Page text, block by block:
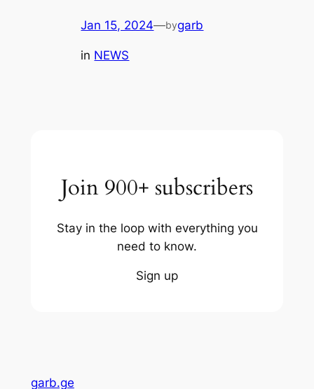
Jan 15, 2024—bygarb
in NEWS
Join 900+ subscribers
Stay in the loop with everything you
need to know.
Sign up
garb.ge